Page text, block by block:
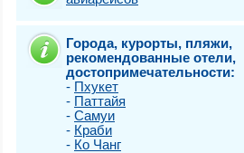
Города, курорты, пляжи,
рекомендованные отели,
достопримечательности:
- Пхукет
- Паттайя
- Самуи
- Краби
- Ко Чанг